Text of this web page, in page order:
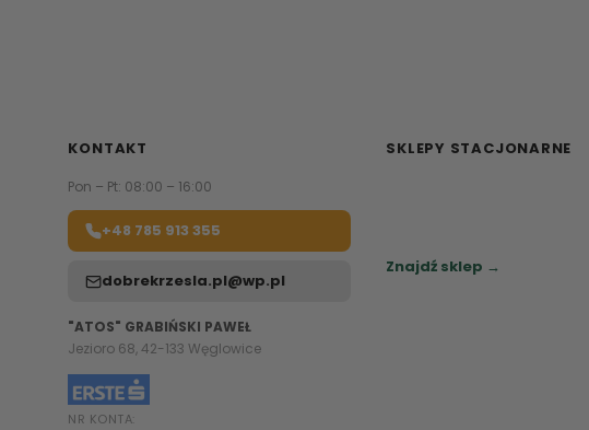
KONTAKT
Pon – Pt: 08:00 – 16:00
+48 785 913 355
dobrekrzesla.pl@wp.pl
"ATOS" GRABIŃSKI PAWEŁ
Jezioro 68, 42-133 Węglowice
NR KONTA:
SKLEPY STACJONARNE
Znajdź sklep →